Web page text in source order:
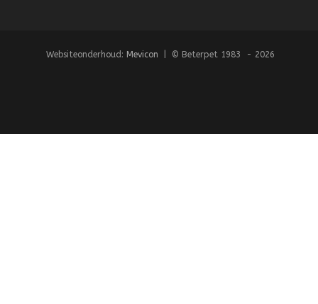
Websiteonderhoud: Mevicon | © Beterpet 1983 - 2026